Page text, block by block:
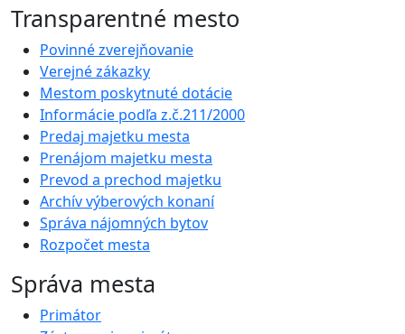
Transparentné mesto
Povinné zverejňovanie
Verejné zákazky
Mestom poskytnuté dotácie
Informácie podľa z.č.211/2000
Predaj majetku mesta
Prenájom majetku mesta
Prevod a prechod majetku
Archív výberových konaní
Správa nájomných bytov
Rozpočet mesta
Správa mesta
Primátor